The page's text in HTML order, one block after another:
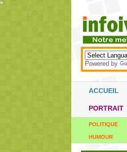
*
*
*
*
*
*
*
*
*
*
*
*
*
*
*
*
*
*
*
*
*
*
*
*
*
*
*
*
*
*
*
*
*
*
*
*
Powered by
ACCUEIL
PORTRAIT
POLITIQUE
HUMOUR